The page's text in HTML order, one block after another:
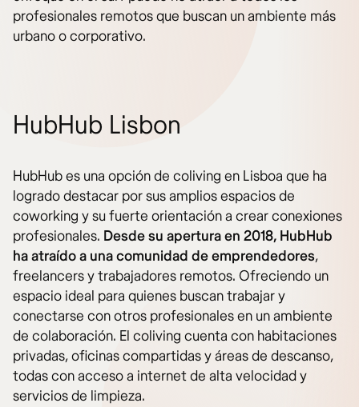
profesionales remotos que buscan un ambiente más
urbano o corporativo.
HubHub Lisbon
HubHub es una opción de coliving en Lisboa que ha
logrado destacar por sus amplios espacios de
coworking y su fuerte orientación a crear conexiones
profesionales. Desde su apertura en 2018, HubHub
ha atraído a una comunidad de emprendedores,
freelancers y trabajadores remotos. Ofreciendo un
espacio ideal para quienes buscan trabajar y
conectarse con otros profesionales en un ambiente
de colaboración. El coliving cuenta con habitaciones
privadas, oficinas compartidas y áreas de descanso,
todas con acceso a internet de alta velocidad y
servicios de limpieza.